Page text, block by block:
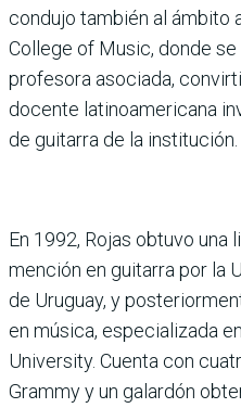
condujo también al ámbito
College of Music, donde
profesora asociada,
docente latinoamericana
de guitarra de la institución.
En 1992, Rojas obtuvo
mención en guitarra por la
de Uruguay, y
en música, especializada
University. Cuenta con
Grammy y un galardón